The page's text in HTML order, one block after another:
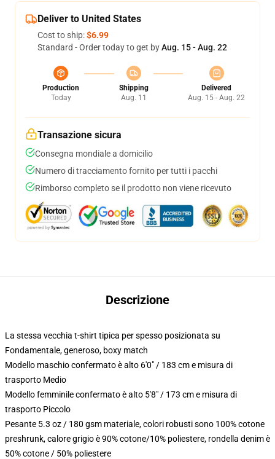
Deliver to United States
Cost to ship:$6.99
Standard - Order today to get byAug. 15 - Aug. 22
Production
Today
Shipping
Aug. 11
Delivered
Aug. 15 - Aug. 22
Transazione sicura
Consegna mondiale a domicilio
Numero di tracciamento fornito per tutti i pacchi
Rimborso completo se il prodotto non viene ricevuto
Descrizione
La stessa vecchia t-shirt tipica per spesso posizionata su
Fondamentale, generoso, boxy match
Modello maschio confermato è alto 6'0" / 183 cm e misura di
trasporto Medio
Modello femminile confermato è alto 5'8" / 173 cm e misura di
trasporto Piccolo
Pesante 5.3 oz / 180 gsm materiale, colori robusti sono 100% cotone
preshrunk, calore grigio è 90% cotone/10% poliestere, rondella denim è
50% cotone / 50% poliestere